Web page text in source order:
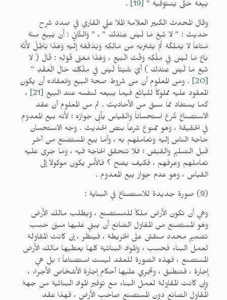
يَبِعْهُ حَتَّى يَسْتَوْفِيَهُ ” [19]
.
وقال المحدث الكبير العلامة الملا علي القاري في صدد شرح
حديث : ” لا تَبِعْ مَا لَيْسَ عِنْدَكَ ” ، ” وَالثَّانِي : أَنْ يَبِيعَ مِنْهُ
مَتَاعاً لا يَمْلِكُهُ ثُمَّ يَشْتَرِيهِ مِنْ مَالِكِهِ وَيَدْفَعُهُ إِلَيْهِ وَهَذَا بَاطِلٌ لأَنَّهُ
بَاعَ مَا لَيْسَ فِي مِلْكِهِ وَقْتَ الْبَيْعِ ، وَهَذَا مَعْنَى قَوْلِهِ : قَالَ ( لا
تَبِعْ مَا لَيْسَ عِنْدَكَ ) أَيْ شَيْئاً لَيْسَ فِي مِلْكِكَ حَالَ الْعَقْدِ ”
[20]
. ومن المعلوم أن من شروط صحة البيع وانعقاده أن يكون
المعقود عليه مملوكاً للبائع فيما يبيعه لنفسه عند البيع [21]
،
كما يستفاد مما سبق من الأحاديث . ثم من المعلوم أن عقد
الاستصناع شُرع استحساناً والقياس يأبى جوازه ؛ لأنه بيع المعدوم
في الحقيقة ، وهو ممنوع شرعاً بنص الحديث . وجه الاستحسان
حاجة الناس إليه وتعاملهم به ، وأما بيع المستصنع من آخر
قبل التسليم والقبض ؛ فلا تتحقق الحاجة فيه ، وما جرى عليه
تعاملهم وعرفهم ، فكيف يصح ؟ فالأمر يكون موكولاً إلى
القياس ، وهو عدم جواز بيع المعدوم .
(9) صورة جديدة للاستصناع في البناية :
وهي أن تكون الأرض ملكاً للمستصنع ، ويطلب مالك الأرض
وهو المستصنع من المقاول الصانع أن يبني عليها مبنىً حسب
تصميم محدد منقش على الخريطة ، فينظر ، إن كانت المقاولة
لعمل البناء فحسب ، والمواد البنائية كلها يعطيها مالك الأرض
المستصنع ، فهذه الصورة للعقد ليست استصناعاً ؛ بل هي
إجارة ، فتنطبق ، وتجري عليها أحكام إجارة الأشخاص الأجراء ،
وإن كانت المقاولة لعمل البناء مع توفير المواد البنائية من جهة
المقاول الصانع دون المستصنع صاحبِ الأرض ، فهذا عقد